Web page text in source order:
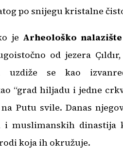
po snijegu kristalne
je Arheološko
od jezera
uzdiže se kao
“grad hiljadu i jedne
Putu svile. Danas
i muslimanskih dinastija
koja ih okružuje.